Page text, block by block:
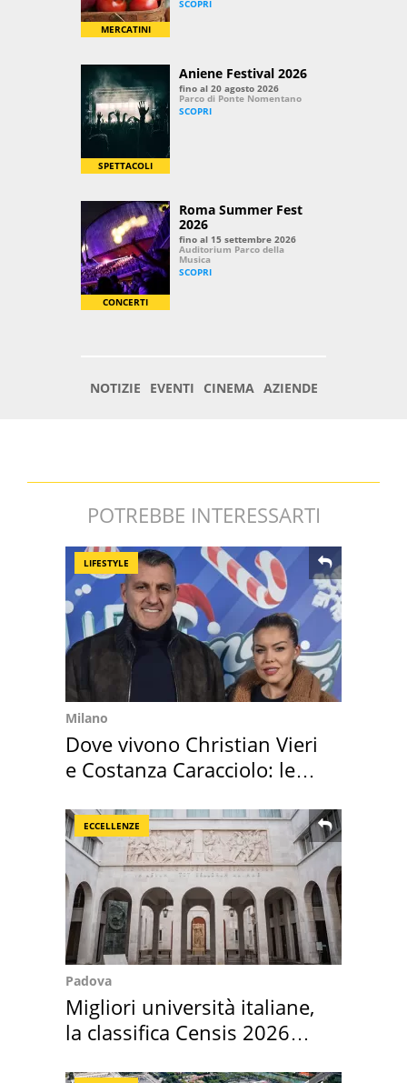
POTREBBE INTERESSARTI
LIFESTYLE
Milano
Dove vivono Christian Vieri
e Costanza Caracciolo: le
ECCELLENZE
Padova
Migliori università italiane,
la classifica Censis 2026